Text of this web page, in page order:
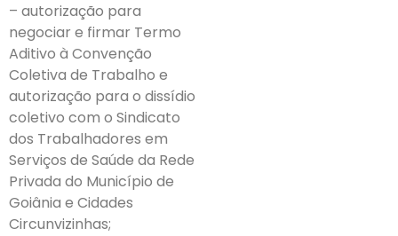
– autorização para
negociar e firmar Termo
Aditivo à Convenção
Coletiva de Trabalho e
autorização para o dissídio
coletivo com o Sindicato
dos Trabalhadores em
Serviços de Saúde da Rede
Privada do Município de
Goiânia e Cidades
Circunvizinhas;